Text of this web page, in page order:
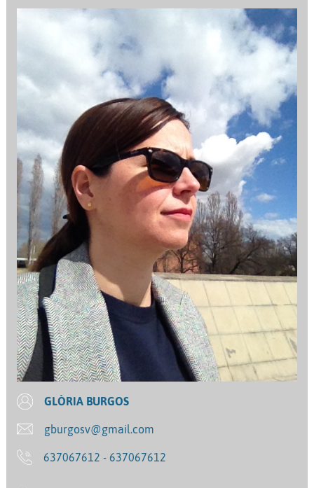
GLÒRIA BURGOS
gburgosv@gmail.com
637067612 - 637067612